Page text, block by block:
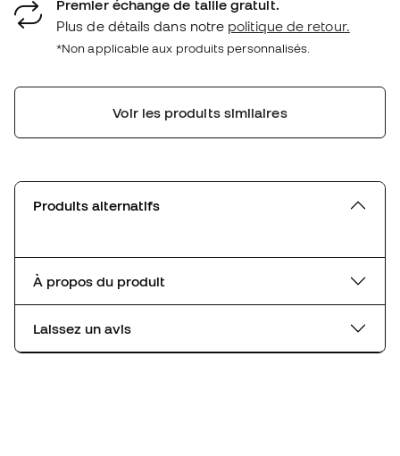
Premier échange de taille gratuit.
Plus de détails dans notre politique de retour.
*Non applicable aux produits personnalisés.
Voir les produits similaires
Produits alternatifs
À propos du produit
Laissez un avis